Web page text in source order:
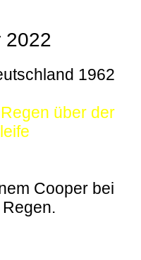
2022
1962
über der
Cooper bei